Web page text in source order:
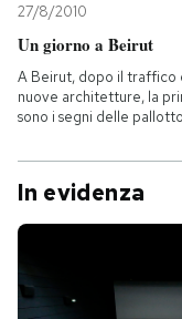
27/8/2010
Un giorno a Beirut
A Beirut, dopo il traffico
nuove architetture, la
sono i segni delle
In evidenza